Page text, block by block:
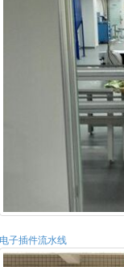
电子插件流水线